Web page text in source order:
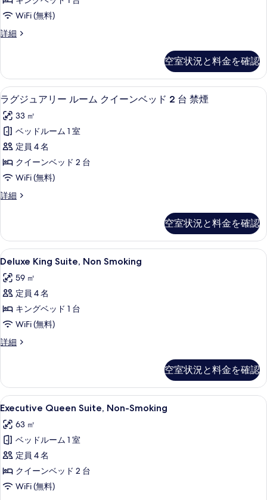
の
写
真
表
示
す
る
2
台
シ
テ
ィ
ビ
ュ
ー
の
す
べ
の
写
真
を
表
示
す
る
ベ
ッ
2
シ
テ
ィ
ビ
ュ
ー
の
細
ア
ー
ー
ム
キ
ン
グ
ベ
ッ
ド
1
煙
の
す
べ
て
の
写
真
表
示
す
る
WiFi (無料)
詳細
ラ
ア
リ
ー
ー
ム
キ
ン
グ
ベ
ッ
ド
煙
の
詳
空室状況と料金を確認
ラ
グ
ジ
ュ
ア
リ
ル
ム
ク
イ
ー
ン
ベ
ッ
ド
禁
煙
の
す
べ
て
の
写
羽毛の掛け布団、ピロートップベッ
6
ラグジュアリー ルーム クイーンベッド 2 台 禁煙
33 ㎡
ベッドルーム 1 室
定員 4 名
クイーンベッド 2 台
WiFi (無料)
詳細
ラ
ア
リ
ー
ー
ム
イ
ー
ベ
台
禁
煙
の
詳
細
空室状況と料金を確認
Deluxe
King
Suite,
Non
Smoking
の
す
の
写
真
を
表
示
す
る
羽毛の掛け布団、ピロートップベッ
7
Deluxe King Suite, Non Smoking
59 ㎡
定員 4 名
キングベッド 1 台
WiFi (無料)
詳細
Deluxe
Smoking
の
詳
空室状況と料金を確認
Executive
Queen
Suite,
Non-
Smoking
の
す
羽毛の掛け布団、ピロートップベッ
6
Executive Queen Suite, Non-Smoking
63 ㎡
ベッドルーム 1 室
定員 4 名
クイーンベッド 2 台
WiFi (無料)